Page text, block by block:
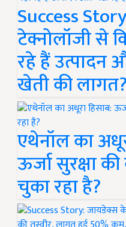
Success
टेक्नोलॉजी से
रहे हैं उत्पादन
खेती की लागत?
एथेनॉल का
ऊर्जा सुरक्षा
चुका रहा है?